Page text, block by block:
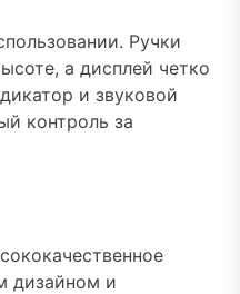
Ручки
а дисплей четко
и звуковой
контроль за
дизайном и